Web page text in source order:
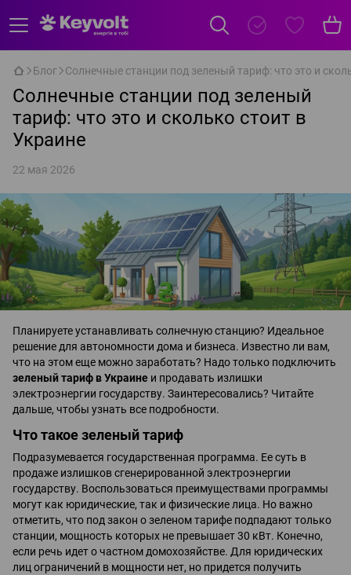
Блог Солнечные станции под зеленый тариф: что это и
Солнечные станции под зеленый
тариф: что это и сколько стоит в
Украине
22 мая 2026
Планируете устанавливать солнечную станцию? Идеальное
решение для автономности дома и бизнеса. Известно ли вам,
что на этом еще можно заработать? Надо только подключить
зеленый тариф в Украине и продавать излишки
электроэнергии государству. Заинтересовались? Читайте
дальше, чтобы узнать все подробности.
Что такое зеленый тариф
Подразумевается государственная программа. Ее суть в
продаже излишков сгенерированной электроэнергии
государству. Воспользоваться преимуществами программы
могут как юридические, так и физические лица. Но важно
отметить, что под закон о зеленом тарифе подпадают только
станции, мощность которых не превышает 30 кВт. Конечно,
если речь идет о частном домохозяйстве. Для юридических
лиц ограничений в мощности нет, но придется получить